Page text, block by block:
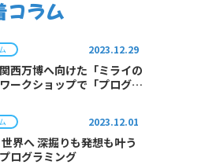
コラム
2023.12.29
西万博へ向けた「ミライの
ークショップで「プログラ
2023.12.01
界へ 深掘りも発想も叶う
ログラミング